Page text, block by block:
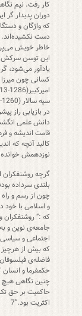
دوران پدیدار گر
که واژگان و
دست نکشیده‌اند.
خاطر خویش
این توسن سرکش
یادآور می‌شود،
در بازیابی راز
دانش علمی
قامت اندیشه و
کالبد آنچه که
نوزدهمش
گرچه
بلندی سرداده
چون از رسم و راه
و اسلامی با خود
که :” روشنفکران
جامعه‌ی نوین و
اجتماعی و سیاسی
که بیش از
فاضله‌ی
حکمفرما و
چنین نگاهی هیچ
حاکمیت بر حق تک
اکثریت بود.”7